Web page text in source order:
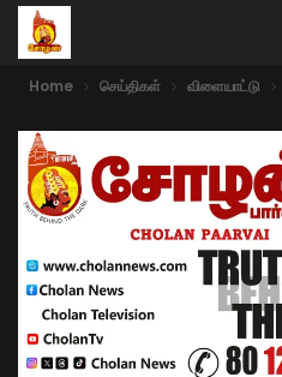
Home செய்திகள் விளையாட்டு